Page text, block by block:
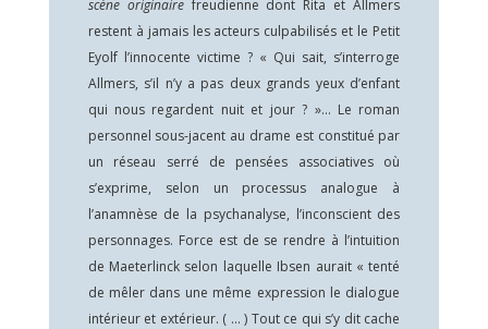
scène originairefreudienne dont Rita et Allmers
restent à jamais les acteurs culpabilisés et le Petit
Eyolf l’innocente victime ? « Qui sait, s’interroge
Allmers, s’il n’y a pas deux grands yeux d’enfant
qui nous regardent nuit et jour ? »… Le roman
personnel sous-jacent au drame est constitué par
un réseau serré de pensées associatives où
s’exprime, selon un processus analogue à
l’anamnèse de la psychanalyse, l’inconscient des
personnages. Force est de se rendre à l’intuition
de Maeterlinck selon laquelle Ibsen aurait « tenté
de mêler dans une même expression le dialogue
intérieur et extérieur. ( … ) Tout ce qui s’y dit cache